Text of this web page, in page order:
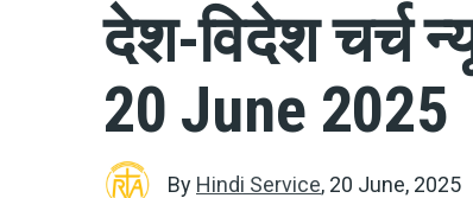
देश-विदेश चर्च
20 June 2025
By Hindi Service, 20 June, 2025